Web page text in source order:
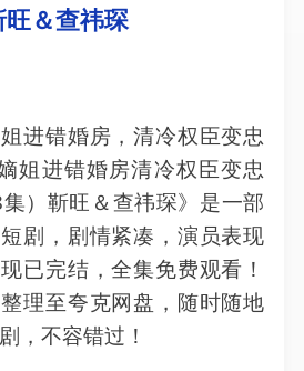
旺＆查祎琛
姐进错婚房，清冷权臣变忠
姐进错婚房清冷权臣变忠
）靳旺＆查祎琛》是一部
剧，剧情紧凑，演员表现
已完结，全集免费观看！
理至夸克网盘，随时随地
，不容错过！